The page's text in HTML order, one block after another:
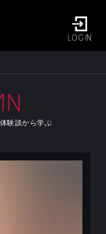
LOGIN
験談から学ぶ